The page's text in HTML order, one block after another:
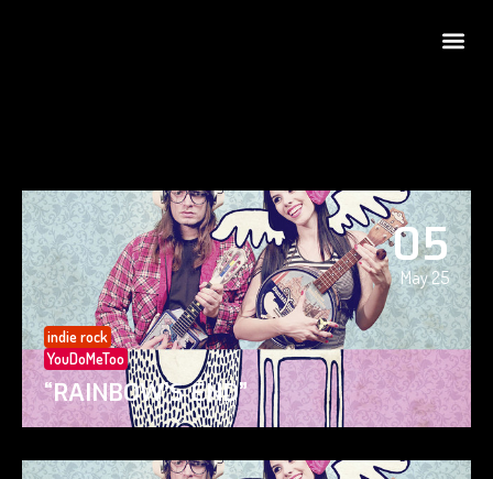
05
May 25
indie rock
YouDoMeToo
“RAINBOW’S END”